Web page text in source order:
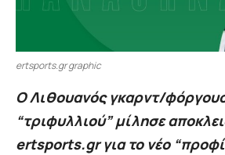
ertsports.gr graphic
Ο Λιθουανός γκαρντ/
“τριφυλλιού” μίλησε
ertsports.gr για το νέο